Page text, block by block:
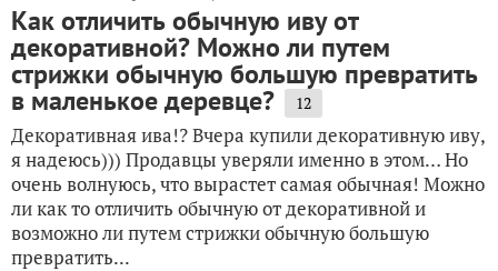
Как отличить обычную иву от
декоративной? Можно ли путем
стрижки обычную большую превратить
в маленькое деревце? 12
Декоративная ива!? Вчера купили декоративную иву,
я надеюсь))) Продавцы уверяли именно в этом… Но
очень волнуюсь, что вырастет самая обычная! Можно
ли как то отличить обычную от декоративной и
возможно ли путем стрижки обычную большую
превратить...